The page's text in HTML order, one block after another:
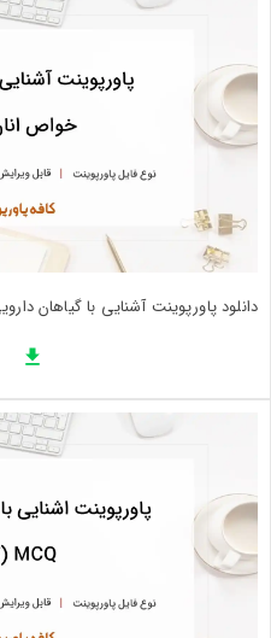
دانلود پاورپوینت آشنایی با گیاهان